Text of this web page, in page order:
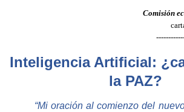
Comisión
Inteligencia Artificial:
la PAZ?
“Mi oración al comienzo del